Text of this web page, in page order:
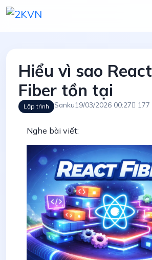
Hiểu vì sao React
Fiber tồn tại
Lập trình Sanku19/03/2026 00:27 177
Nghe bài viết: